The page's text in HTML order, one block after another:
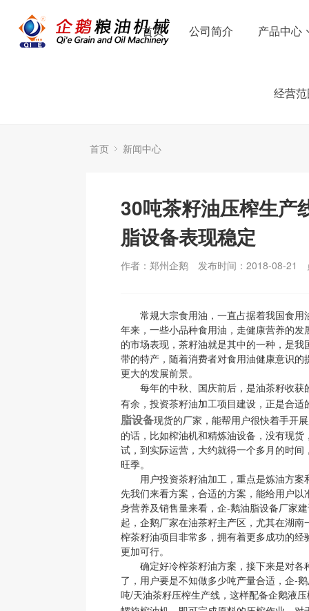
首页 公司简介 产品中心
经营
首页 新闻中心
30吨茶籽油压榨生产
脂设备表现稳定
作者：郑州企鹅 发布时间：2018-08-21
常规大宗食用油，一直占据着我国食用
年来，一些小品种食用油，走健康营养的发
的市场表现，茶籽油就是其中的一种，是我
带的特产，随着消费者对食用油健康意识的
更大的发展前景。
每年的中秋、国庆前后，是油茶籽收获
有余，投资茶籽油加工项目建设，正是合适
脂设备现货的厂家，能帮用户很快着手开
的话，比如榨油机和精炼油设备，没有现货
试，到实际运营，大约就得一个多月的时间
旺季。
用户投资茶籽油加工，重点是炼油方案
先我们来看方案，合适的方案，能给用户以
身营养及销售量来看，企-鹅油脂设备厂家
起，企鹅厂家在油茶籽主产区，尤其在湖南
榨茶籽油项目非常多，拥有着更多成功的经
更加可行。
确定好冷榨茶籽油方案，接下来是对各
了，用户要是不知做多少吨产量合适，企-
吨/天油茶籽压榨生产线，这样配备企鹅液